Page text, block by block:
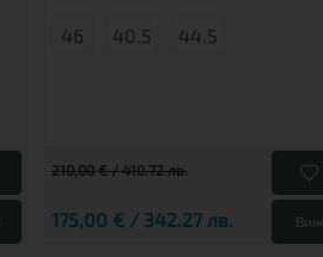
46 40.5 44.5
210,00 € / 410.72 лв.
175,00 € / 342.27 лв. Виж